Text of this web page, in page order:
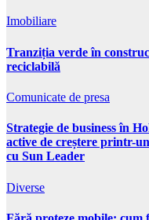
Imobiliare
Tranziția verde în
reciclabilă
Comunicate de presa
Strategie de business în
active de creștere printr-
cu Sun Leader
Diverse